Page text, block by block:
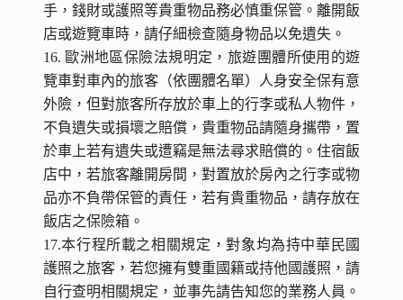
手，錢財或護照等貴重物品務必慎重保管。離開飯
店或遊覽車時，請仔細檢查隨身物品以免遺失。
16. 歐洲地區保險法規明定，旅遊團體所使用的遊
覽車對車內的旅客（依團體名單）人身安全保有意
外險，但對旅客所存放於車上的行李或私人物件，
不負遺失或損壞之賠償，貴重物品請隨身攜帶，置
於車上若有遺失或遭竊是無法尋求賠償的。住宿飯
店中，若旅客離開房間，對置放於房內之行李或物
品亦不負帶保管的責任，若有貴重物品，請存放在
飯店之保險箱。
17.本行程所載之相關規定，對象均為持中華民國
護照之旅客，若您擁有雙重國籍或持他國護照，請
自行查明相關規定，並事先請告知您的業務人員。